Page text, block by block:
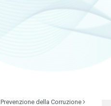
Prevenzione della Corruzione